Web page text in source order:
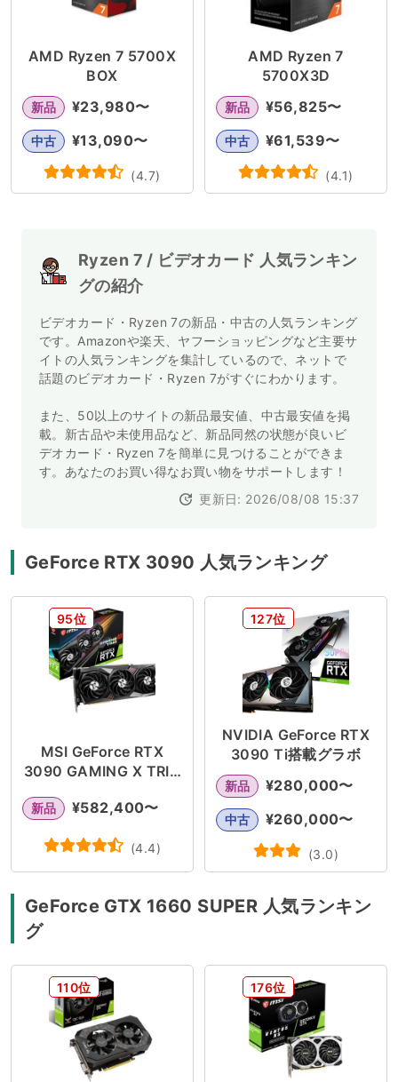
AMD Ryzen 7 5700X
BOX
新品 ¥23,980〜
中古 ¥13,090〜
(4.7)
AMD Ryzen 7
5700X3D
新品 ¥56,825〜
中古 ¥61,539〜
(4.1)
Ryzen 7 / ビデオカード 人気ランキン
グの紹介
ビデオカード・Ryzen 7の新品・中古の人気ランキング
です。Amazonや楽天、ヤフーショッピングなど主要サ
イトの人気ランキングを集計しているので、ネットで
話題のビデオカード・Ryzen 7がすぐにわかります。
また、50以上のサイトの新品最安値、中古最安値を掲
載。新古品や未使用品など、新品同然の状態が良いビ
デオカード・Ryzen 7を簡単に見つけることができま
す。あなたのお買い得なお買い物をサポートします！
更新日: 2026/08/08 15:37
GeForce RTX 3090 人気ランキング
95位
MSI GeForce RTX
3090 GAMING X TRIO
新品 ¥582,400〜
(4.4)
127位
NVIDIA GeForce RTX
3090 Ti搭載グラボ
新品 ¥280,000〜
中古 ¥260,000〜
(3.0)
GeForce GTX 1660 SUPER 人気ランキン
グ
110位 176位